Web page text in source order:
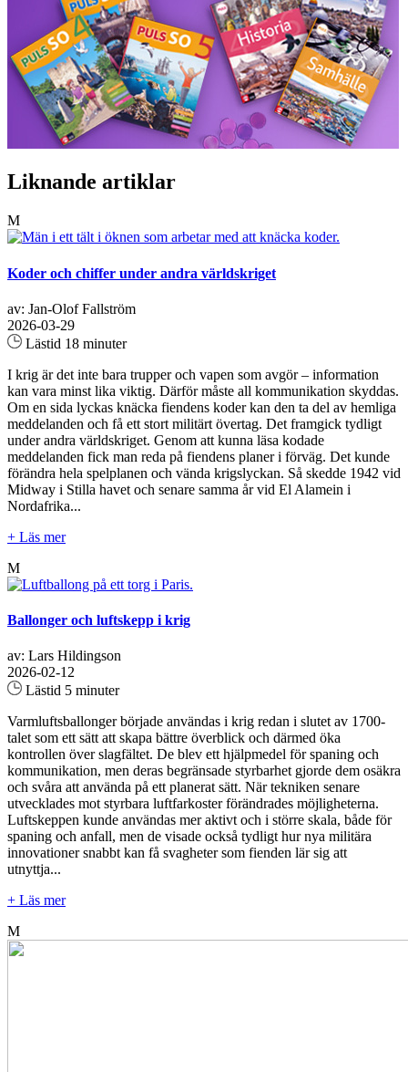
Liknande artiklar
M
Koder och chiffer under andra världskriget
av: Jan-Olof Fallström
2026-03-29
Lästid 18 minuter
I krig är det inte bara trupper och vapen som avgör – information
kan vara minst lika viktig. Därför måste all kommunikation skyddas.
Om en sida lyckas knäcka fiendens koder kan den ta del av hemliga
meddelanden och få ett stort militärt övertag. Det framgick tydligt
under andra världskriget. Genom att kunna läsa kodade
meddelanden fick man reda på fiendens planer i förväg. Det kunde
förändra hela spelplanen och vända krigslyckan. Så skedde 1942 vid
Midway i Stilla havet och senare samma år vid El Alamein i
Nordafrika...
+ Läs mer
M
Ballonger och luftskepp i krig
av: Lars Hildingson
2026-02-12
Lästid 5 minuter
Varmluftsballonger började användas i krig redan i slutet av 1700-
talet som ett sätt att skapa bättre överblick och därmed öka
kontrollen över slagfältet. De blev ett hjälpmedel för spaning och
kommunikation, men deras begränsade styrbarhet gjorde dem osäkra
och svåra att använda på ett planerat sätt. När tekniken senare
utvecklades mot styrbara luftfarkoster förändrades möjligheterna.
Luftskeppen kunde användas mer aktivt och i större skala, både för
spaning och anfall, men de visade också tydligt hur nya militära
innovationer snabbt kan få svagheter som fienden lär sig att
utnyttja...
+ Läs mer
M